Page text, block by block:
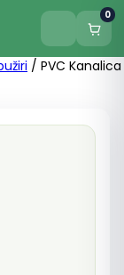
0
/ PVC Kanalica